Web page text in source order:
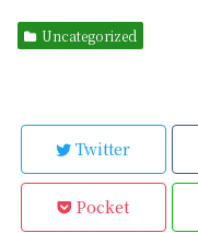
Uncategorized
Twitter
Pocket